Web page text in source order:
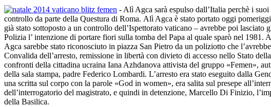
- Alì Agca sarà espulso dall’Italia perchè i
controllo da parte della Questura di Roma. Alì Agca è stato portato oggi
già stato sottoposto a un controllo dell’Ispettorato vaticano – avrebbe poi
Polizia l’ intenzione di portare fiori sulla tomba del Papa al quale sparò nel
Agca sarebbe stato riconosciuto in piazza San Pietro da un poliziotto che
Convalida dell’arresto, remissione in libertà con divieto di accesso nello Stato
confronti della cittadina ucraina Iana Azhdanova attivista del gruppo «Femen»,
della sala stampa, padre Federico Lombardi. L’arresto era stato eseguito dalla
una scritta sul corpo con la parole «God in women», era salita sul presepe
dell’interrogatorio del magistrato, e quindi in detenzione, Marcello Di Finizio,
della Basilica.